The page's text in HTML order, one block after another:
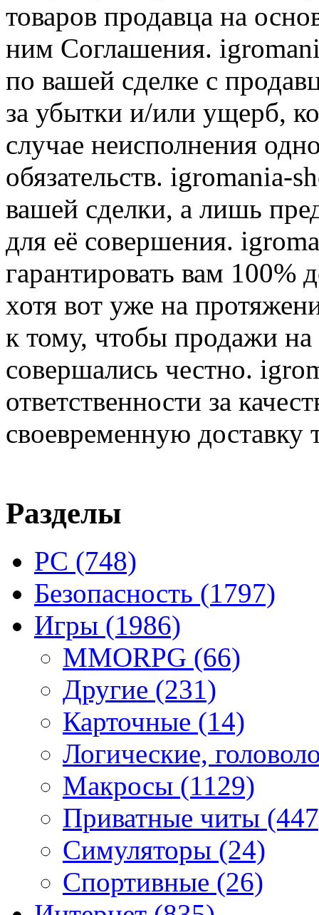
товаров продавца на
ним Соглашения.
по вашей сделке с
за убытки и/или ущерб,
случае неисполнения
обязательств. igromania-
вашей сделки, а лишь
для её совершения.
гарантировать вам 100%
хотя вот уже на
к тому, чтобы продажи
совершались честно.
ответственности за
своевременную доставку
Разделы
PC (748)
Безопасность (1797)
Игры (1986)
MMORPG (66)
Другие (231)
Карточные (14)
Логические,
Макросы (1129)
Приватные читы
Симуляторы (24)
Спортивные (26)